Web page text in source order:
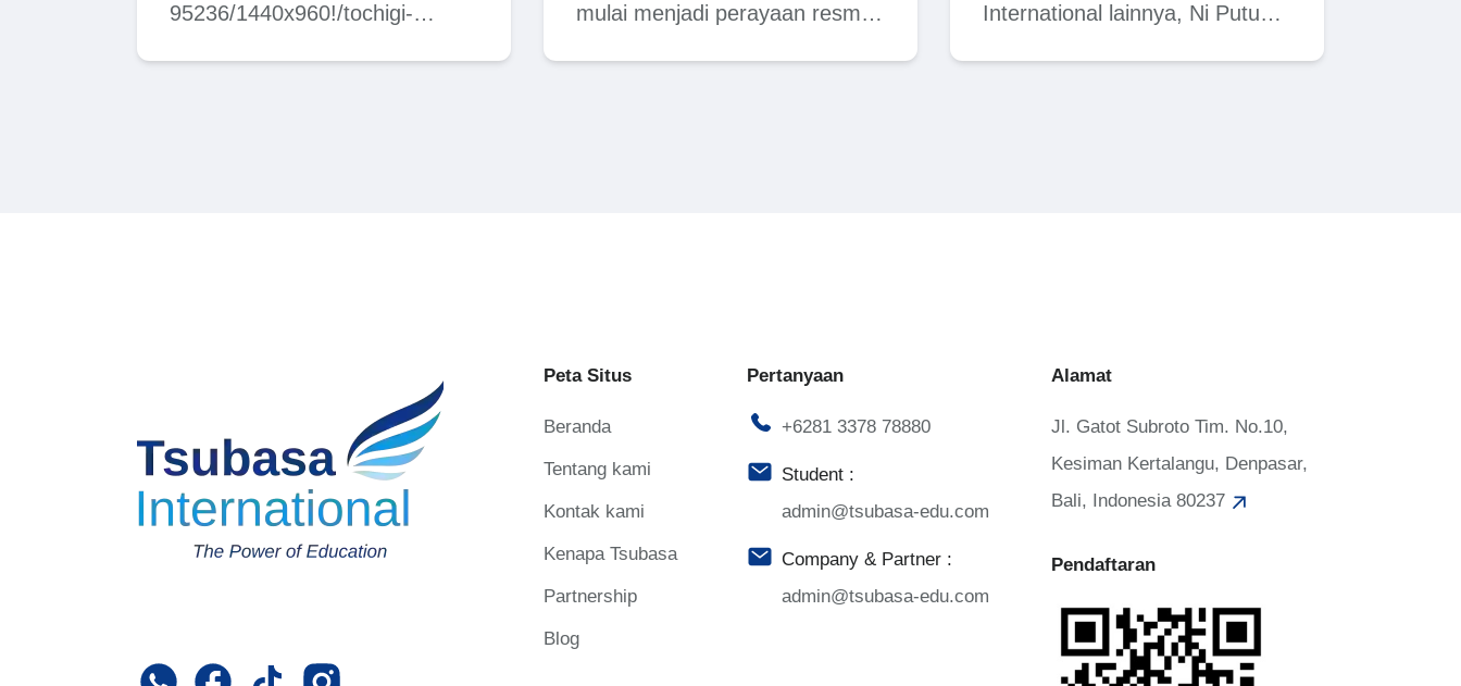
95236/1440x960!/tochigi-
mulai menjadi perayaan resmi
International lainnya, Ni Putu
Peta Situs
Beranda
Tentang kami
Kontak kami
Kenapa Tsubasa
Partnership
Blog
Pertanyaan
+6281 3378 78880
Student :
admin@tsubasa-edu.com
Company & Partner :
admin@tsubasa-edu.com
Alamat
Jl. Gatot Subroto Tim. No.10,
Kesiman Kertalangu, Denpasar,
Bali, Indonesia 80237
Pendaftaran